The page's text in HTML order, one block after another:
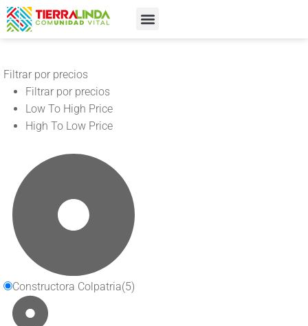
Filtrar por precios
Filtrar por precios
Low To High Price
High To Low Price
Constructora Colpatria(5)